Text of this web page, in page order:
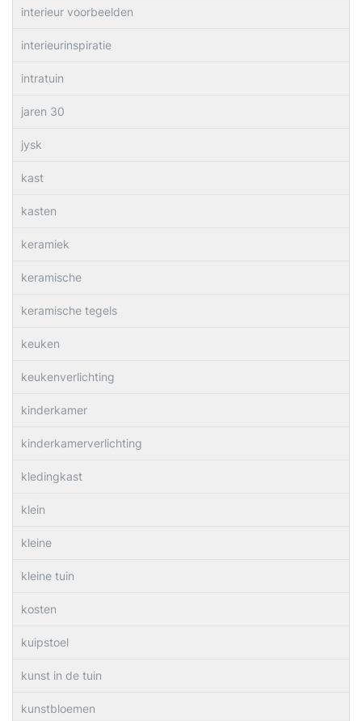
interieur voorbeelden
interieurinspiratie
intratuin
jaren 30
jysk
kast
kasten
keramiek
keramische
keramische tegels
keuken
keukenverlichting
kinderkamer
kinderkamerverlichting
kledingkast
klein
kleine
kleine tuin
kosten
kuipstoel
kunst in de tuin
kunstbloemen